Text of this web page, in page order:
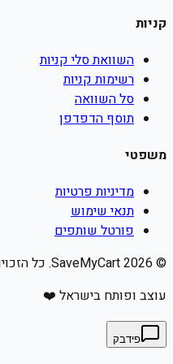
קניות
השוואת סלי קניות
רשימות קניות
סל השוואה
תוסף הדפדפן
משפטי
מדיניות פרטיות
תנאי שימוש
פורטל שותפים
©
2026
עוצב ופותח בישראל ❤️
פידבק